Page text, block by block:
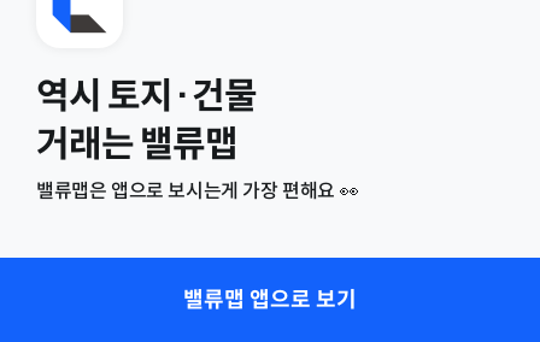
역시 토지·건물
거래는 밸류맵
밸류맵은 앱으로 보시는게 가장 편해요 👀
밸류맵 앱으로 보기